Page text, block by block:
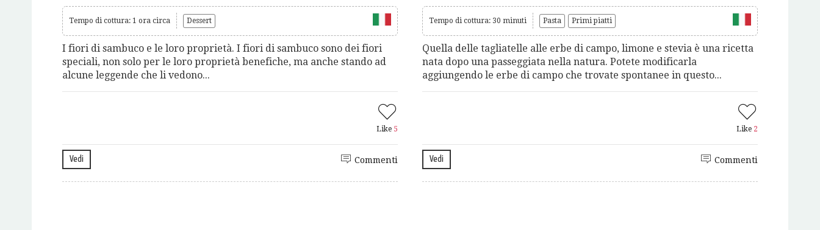
Tempo di cottura: 1 ora circa Dessert
I fiori di sambuco e le loro proprietà. I fiori di sambuco sono dei fiori
speciali, non solo per le loro proprietà benefiche, ma anche stando ad
alcune leggende che li vedono...
Like 5
Vedi Commenti
Tempo di cottura: 30 minuti Pasta Primi piatti
Quella delle tagliatelle alle erbe di campo, limone e stevia è una ricetta
nata dopo una passeggiata nella natura. Potete modificarla
aggiungendo le erbe di campo che trovate spontanee in questo...
Like 2
Vedi Commenti